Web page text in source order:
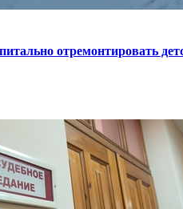
отремонтировать